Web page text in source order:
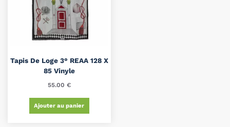
Tapis De Loge 3° REAA 128 X
85 Vinyle
55.00 €
Ajouter au panier